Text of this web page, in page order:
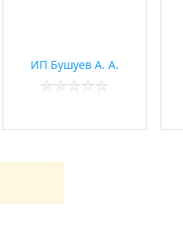
ИП Бушуев А. А.